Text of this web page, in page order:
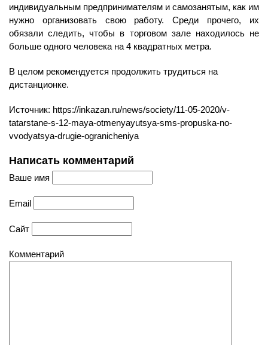
индивидуальным предпринимателям и самозанятым, как им
нужно организовать свою работу. Среди прочего, их
обязали следить, чтобы в торговом зале находилось не
больше одного человека на 4 квадратных метра.
В целом рекомендуется продолжить трудиться на
дистанционке.
Источник: https://inkazan.ru/news/society/11-05-2020/v-
tatarstane-s-12-maya-otmenyayutsya-sms-propuska-no-
vvodyatsya-drugie-ogranicheniya
Написать комментарий
Ваше имя
Email
Сайт
Комментарий